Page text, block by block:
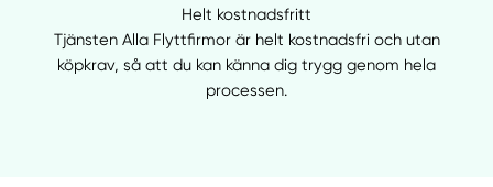
Helt kostnadsfritt
Tjänsten Alla Flyttfirmor är helt kostnadsfri och utan
köpkrav, så att du kan känna dig trygg genom hela
processen.